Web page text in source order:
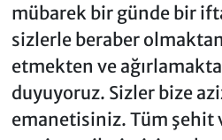
mübarek bir günde bir
sizlerle beraber
etmekten ve
duyuyoruz. Sizler bize
emanetisiniz. Tüm şehit